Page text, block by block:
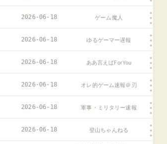
2026-06-18 ゲーム魔人
2026-06-18 ゆるゲーマー遅報
2026-06-18 ああ言えばForYou
2026-06-18 オレ的ゲーム速報＠刃
2026-06-18 軍事・ミリタリー速報
2026-06-18 登山ちゃんねる